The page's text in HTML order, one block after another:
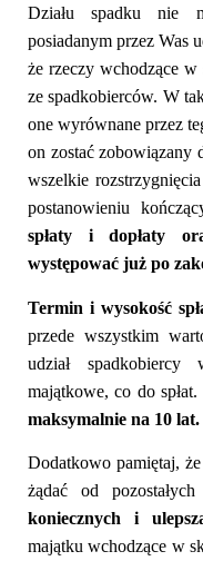
Działu spadku nie
posiadanym przez Was
że rzeczy wchodzące w
ze spadkobierców. W
one wyrównane przez
on zostać zobowiązany
wszelkie
postanowieniu
spłaty i dopłaty
występować już po
Termin i wysokość
przede wszystkim
udział
majątkowe, co do
maksymalnie na 10 lat.
Dodatkowo pamiętaj,
żądać od
koniecznych i
majątku wchodzące w